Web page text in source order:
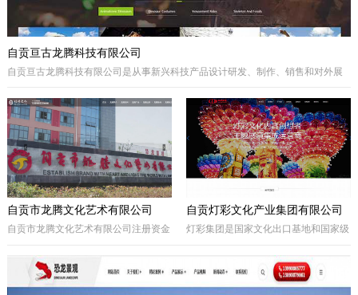
自贡亘古龙腾科技有限公司
自贡亘古龙腾科技有限公司是从事新兴科技产品设计研发、制作、销售和对外展
架、仿真远古植物、埋藏挖掘现场和行走恐龙服等仿真产品，现已成为行业内的
领军企业。
自贡灯彩文化产业集团有限公司
灯彩集团是国家文化出口基地和国家级
企业，集团子公司新亚彩灯是连续多年
由中央五部委联合授予的国家文化出口
自贡市龙腾文化艺术有限公司
自贡市龙腾文化艺术有限公司注册资金
之乡、中国灯城”美誉的四川省自贡
市。拥有“占地100余亩的中国彩灯仿真